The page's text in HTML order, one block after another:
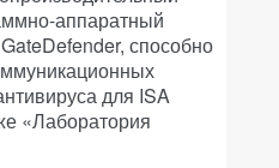
аппаратный
способно
для ISA
«Лаборатория